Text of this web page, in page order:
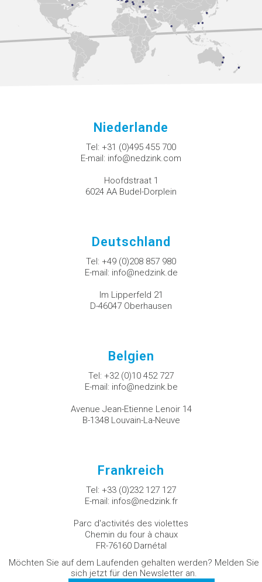
Niederlande
Tel: +31 (0)495 455 700
E-mail: info@nedzink.com
Hoofdstraat 1
6024 AA Budel-Dorplein
Deutschland
Tel: +49 (0)208 857 980
E-mail: info@nedzink.de
Im Lipperfeld 21
D-46047 Oberhausen
Belgien
Tel: +32 (0)10 452 727
E-mail: info@nedzink.be
Avenue Jean-Etienne Lenoir 14
B-1348 Louvain-La-Neuve
Frankreich
Tel: +33 (0)232 127 127
E-mail: infos@nedzink.fr
Parc d'activités des violettes
Chemin du four à chaux
FR-76160 Darnétal
Möchten Sie auf dem Laufenden gehalten werden? Melden Sie
sich jetzt für den Newsletter an.